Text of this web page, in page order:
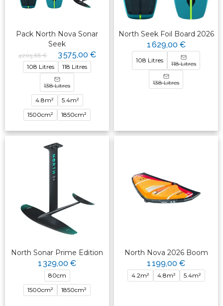
Pack North Nova Sonar
Seek
4 205,88 € 3 575,00 €
108 Litres 118 Litres
138 Litres
4.8m²
5.4m²
1500cm²
1850cm²
North Seek Foil Board 2026
1 629,00 €
108 Litres 118 Litres
138 Litres
North Sonar Prime Edition
1 329,00 €
80cm
1500cm²
1850cm²
North Nova 2026 Boom
1 199,00 €
4.2m² 4.8m² 5.4m²